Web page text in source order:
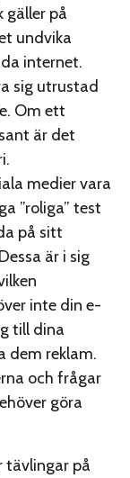
gäller på
undvika
internet.
sig utrustad
Om ett
är det
medier vara
”roliga” test
på sitt
är i sig
inte din e-
till dina
dem reklam.
och frågar
göra
tävlingar på